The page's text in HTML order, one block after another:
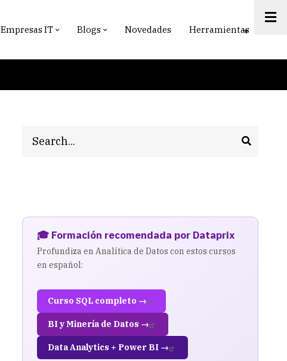
Empresas IT Blogs Novedades Herramientas
🎓 Formación recomendada por Dataprix
Profundiza en Analítica de Datos con estos cursos
en español:
Curso SQL completo →
BI y Minería de Datos →
Data Analytics + Power BI →